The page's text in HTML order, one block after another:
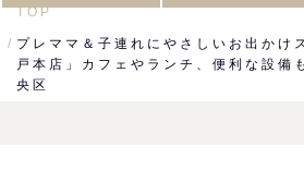
TOP
プレママ＆子連れにやさしいお出かけ
戸本店」カフェやランチ、便利な設備
央区